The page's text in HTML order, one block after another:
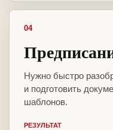
04
Нужно быстро
и подготовить
шаблонов.
РЕЗУЛЬТАТ